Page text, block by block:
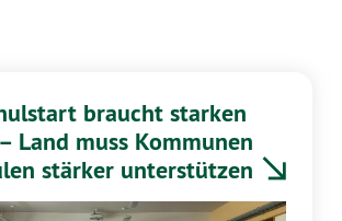
braucht starken
Land muss Kommunen
stärker unterstützen